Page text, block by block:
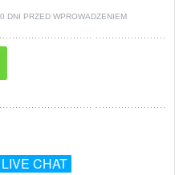
DNI PRZED WPROWADZENIEM
LIVE CHAT